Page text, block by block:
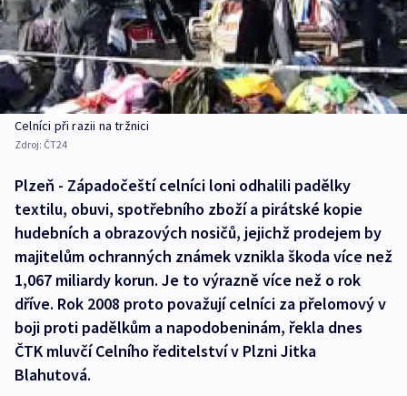
Celníci při razii na tržnici
Zdroj: ČT24
Plzeň - Západočeští celníci loni odhalili padělky
textilu, obuvi, spotřebního zboží a pirátské kopie
hudebních a obrazových nosičů, jejichž prodejem by
majitelům ochranných známek vznikla škoda více než
1,067 miliardy korun. Je to výrazně více než o rok
dříve. Rok 2008 proto považují celníci za přelomový v
boji proti padělkům a napodobeninám, řekla dnes
ČTK mluvčí Celního ředitelství v Plzni Jitka
Blahutová.